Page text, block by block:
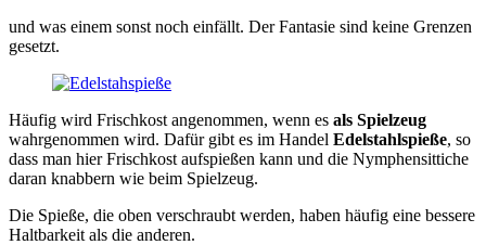
und was einem sonst noch einfällt. Der Fantasie sind keine Grenzen
gesetzt.
Häufig wird Frischkost angenommen, wenn es als Spielzeug
wahrgenommen wird. Dafür gibt es im Handel Edelstahlspieße, so
dass man hier Frischkost aufspießen kann und die Nymphensittiche
daran knabbern wie beim Spielzeug.
Die Spieße, die oben verschraubt werden, haben häufig eine bessere
Haltbarkeit als die anderen.